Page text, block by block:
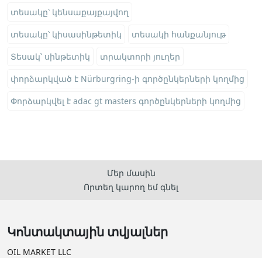
տեսակը՝ կենսաքայքայվող
տեսակը՝ կիսասինթետիկ
տեսակի հանքանյութ
Տեսակ՝ սինթետիկ
տրակտորի յուղեր
փորձարկված է Nürburgring-ի գործընկերների կողմից
Փորձարկվել է adac gt masters գործընկերների կողմից
Մեր մասին
Որտեղ կարող եմ գնել
Կոնտակտային տվյալներ
OIL MARKET LLC